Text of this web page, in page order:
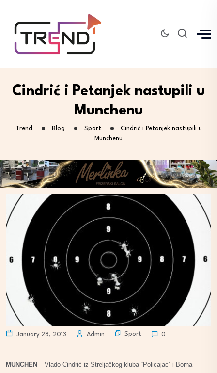
Cindrić i Petanjek nastupili u
Munchenu
Trend Blog Sport
Cindrić i Petanjek nastupili u
Munchenu
January 28, 2013 Admin Sport 0
MUNCHEN – Vlado Cindrić iz Streljačkog kluba “Policajac” i Borna